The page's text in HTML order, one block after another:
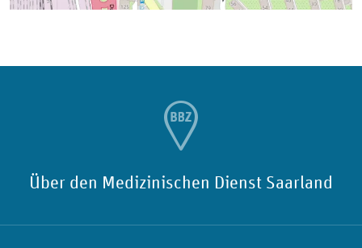
Über den Medizinischen Dienst Saarland